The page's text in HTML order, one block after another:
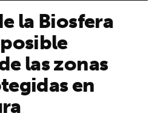
la Biosfera
las zonas
en